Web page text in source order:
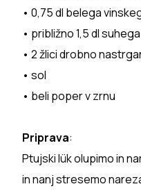
• 0,75 dl belega
• približno 1,5 dl
• 2 žlici drobno
• sol
• beli poper v zrnu
Priprava:
Ptujski lük olupimo in
in nanj stresemo